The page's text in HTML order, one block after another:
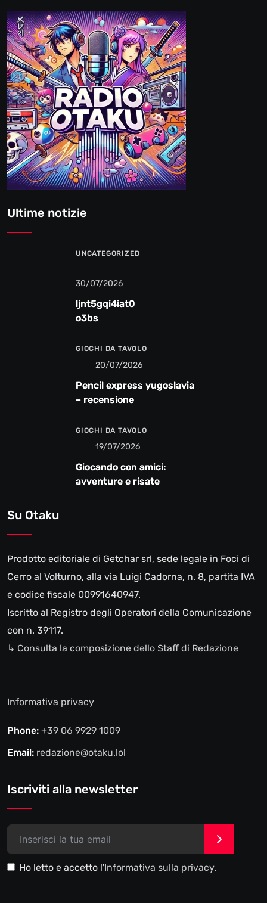
Ultime notizie
UNCATEGORIZED
30/07/2026
ljnt5gqi4iat0
o3bs
GIOCHI DA TAVOLO
20/07/2026
Pencil express yugoslavia
– recensione
GIOCHI DA TAVOLO
19/07/2026
Giocando con amici:
avventure e risate
Su Otaku
Prodotto editoriale di Getchar srl, sede legale in Foci di
Cerro al Volturno, alla via Luigi Cadorna, n. 8, partita IVA
e codice fiscale 00991640947.
Iscritto al Registro degli Operatori della Comunicazione
con n. 39117.
↳ Consulta la composizione dello Staff di Redazione
Informativa privacy
Phone: +39 06 9929 1009
Email: redazione@otaku.lol
Iscriviti alla newsletter
Ho letto e accetto l'Informativa sulla privacy.
>